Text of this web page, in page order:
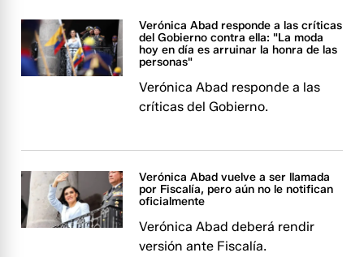
Verónica Abad responde a las críticas
del Gobierno contra ella: "La moda
hoy en día es arruinar la honra de las
personas"
Verónica Abad responde a las
críticas del Gobierno.
Verónica Abad vuelve a ser llamada
por Fiscalía, pero aún no le notifican
oficialmente
Verónica Abad deberá rendir
versión ante Fiscalía.